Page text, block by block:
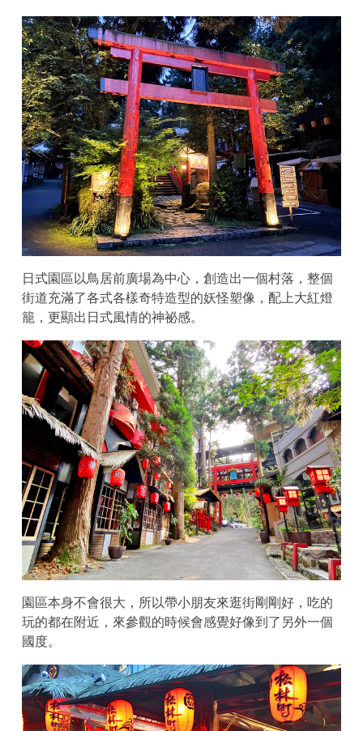
日式園區以鳥居前廣場為中心，創造出一個村落，整個
街道充滿了各式各樣奇特造型的妖怪塑像，配上大紅燈
籠，更顯出日式風情的神祕感。
園區本身不會很大，所以帶小朋友來逛街剛剛好，吃的
玩的都在附近，來參觀的時候會感覺好像到了另外一個
國度。